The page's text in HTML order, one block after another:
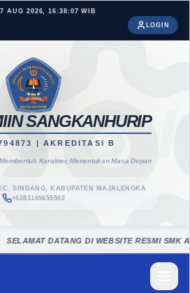
AUG 2026, 16:38:08 WIB
LOGIN
SANGKANHURIP
| AKREDITASI B
Karakter, Menentukan Masa Depan
SINDANG, KABUPATEN MAJALENGKA
+6283185655502
DATANG DI WEBSITE RESMI SMK AL-